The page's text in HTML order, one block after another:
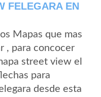
FELEGARA EN
Mapas que mas
, para concocer
street view el
para
desde esta